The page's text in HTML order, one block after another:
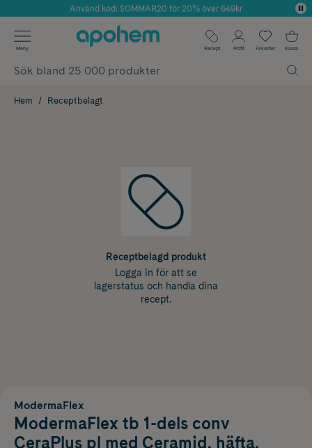
Årets Butik 2025 inom Skönhet
Använd kod: SOMMAR20 för 20% över 649kr
✓ Fri frakt
✓ Poäng på alla köp*
Meny Recept Profil Favoriter Kassa
Hem Receptbelagt
Receptbelagd produkt
Logga in för att se
lagerstatus och handla dina
recept.
ModermaFlex
ModermaFlex tb 1-dels conv
CeraPlus pl med Ceramid, häfta,